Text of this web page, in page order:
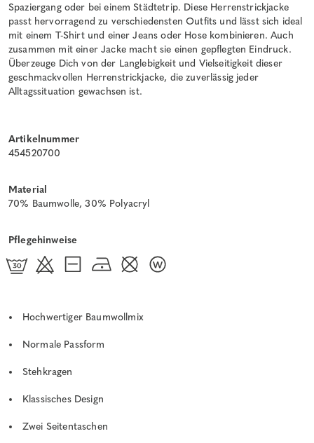
Spaziergang oder bei einem Städtetrip. Diese Herrenstrickjacke
passt hervorragend zu verschiedensten Outfits und lässt sich ideal
mit einem T-Shirt und einer Jeans oder Hose kombinieren. Auch
zusammen mit einer Jacke macht sie einen gepflegten Eindruck.
Überzeuge Dich von der Langlebigkeit und Vielseitigkeit dieser
geschmackvollen Herrenstrickjacke, die zuverlässig jeder
Alltagssituation gewachsen ist.
Artikelnummer
454520700
Material
70% Baumwolle, 30% Polyacryl
Pflegehinweise
Hochwertiger Baumwollmix
Normale Passform
Stehkragen
Klassisches Design
Zwei Seitentaschen